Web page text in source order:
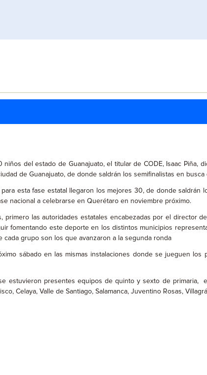
del estado de Guanajuato, el titular de CODE, Isaac Piña,
de Guanajuato, de donde saldrán los semifinalistas en busca
esta fase estatal llegaron los mejores 30, de donde saldrán
nacional a celebrarse en Querétaro en noviembre próximo.
las autoridades estatales encabezadas por el director
fomentando este deporte en los distintos municipios
grupo son los que avanzaron a la segunda ronda
sábado en las mismas instalaciones donde se jueguen los
estuvieron presentes equipos de quinto y sexto de primaria,
Celaya, Valle de Santiago, Salamanca, Juventino Rosas,